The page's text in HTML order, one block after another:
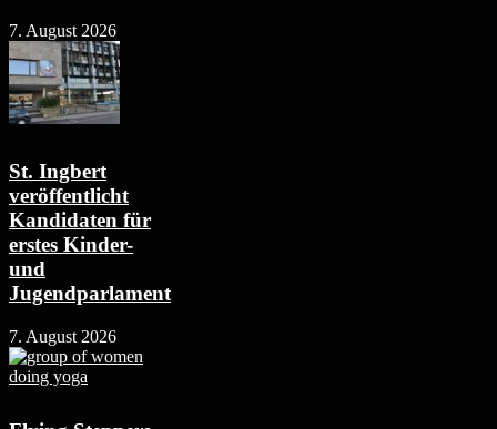
7. August 2026
St. Ingbert
veröffentlicht
Kandidaten für
erstes Kinder-
und
Jugendparlament
7. August 2026